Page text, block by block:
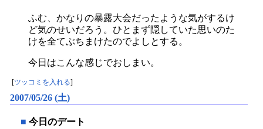
ふむ、かなりの暴露大会だったような気がするけ
ど気のせいだろう。ひとまず隠していた思いのた
けを全てぶちまけたのでよしとする。
今日はこんな感じでおしまい。
[ツッコミを入れる]
2007/05/26 (土)
■ 今日のデート